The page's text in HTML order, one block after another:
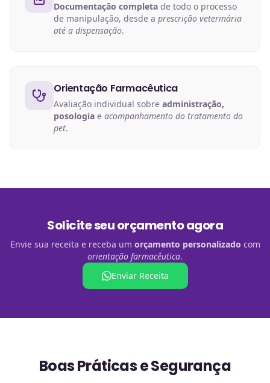
Documentação completa de todo o processo
de manipulação, desde a prescrição veterinária
até a dispensação.
Orientação Farmacêutica
Avaliação individual sobre administração,
posologia e acompanhamento do tratamento do
pet.
Solicite seu orçamento agora
Envie sua receita e receba um orçamento personalizado com
orientação farmacêutica.
Enviar Receita
Boas Práticas e Segurança